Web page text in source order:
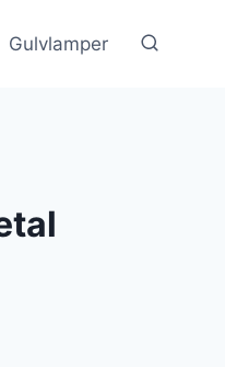
Gulvlamper